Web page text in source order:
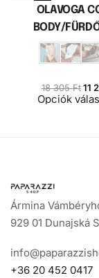
OLAVOGA
BODY/
18 305Ft 11
Opciók
Ármina
929 01 Dunajská
+36 20 452 0417